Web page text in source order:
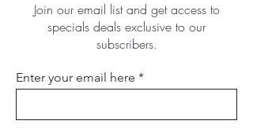
Join our email list and get access to
specials deals exclusive to our
subscribers.
Enter your email here